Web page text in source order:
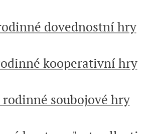
dovednostní hry
kooperativní hry
soubojové hry